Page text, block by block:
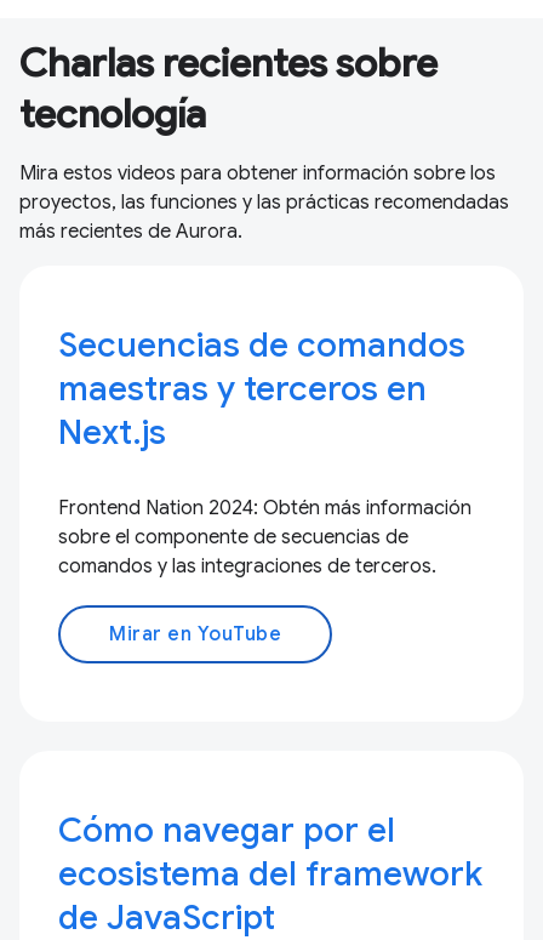
Charlas recientes sobre
tecnología
Mira estos videos para obtener información sobre los
proyectos, las funciones y las prácticas recomendadas
más recientes de Aurora.
Secuencias de comandos
maestras y terceros en
Next.js
Frontend Nation 2024: Obtén más información
sobre el componente de secuencias de
comandos y las integraciones de terceros.
Mirar en YouTube
Cómo navegar por el
ecosistema del framework
de JavaScript